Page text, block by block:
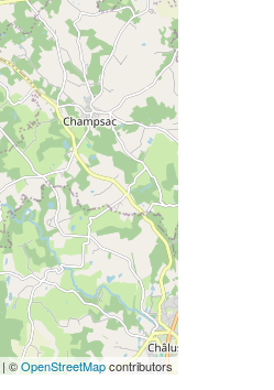
| ©OpenStreetMapcontributors